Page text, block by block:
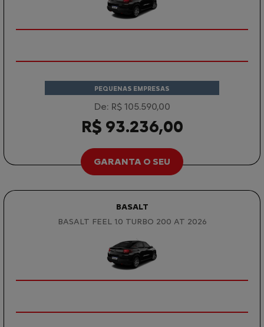
PEQUENAS EMPRESAS
De: R$ 105.590,00
R$ 93.236,00
GARANTA O SEU
BASALT
BASALT FEEL 1.0 TURBO 200 AT 2026